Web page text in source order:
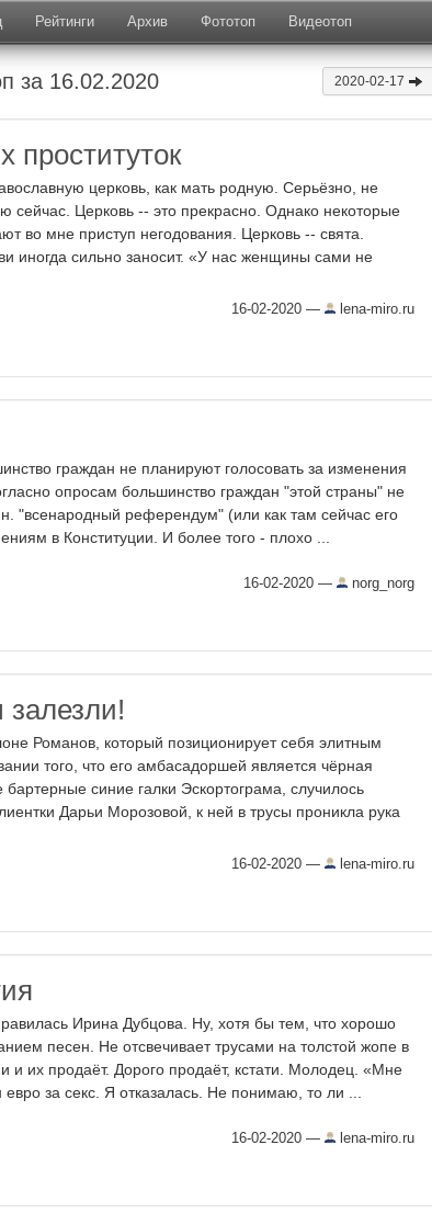
Рейтинги Архив Фототоп Видеотоп
за 16.02.2020 2020-02-17
проституток
церковь, как мать родную. Серьёзно, не
сейчас. Церковь -- это прекрасно. Однако некоторые
во мне приступ негодования. Церковь -- свята.
иногда сильно заносит. «У нас женщины сами не
16-02-2020 — lena-miro.ru
граждан не планируют голосовать за изменения
опросам большинство граждан "этой страны" не
"всенародный референдум" (или как там сейчас его
в Конституции. И более того - плохо ...
16-02-2020 — norg_norg
Романов, который позиционирует себя элитным
того, что его амбасадоршей является чёрная
синие галки Эскортограма, случилось
Дарьи Морозовой, к ней в трусы проникла рука
16-02-2020 — lena-miro.ru
Ирина Дубцова. Ну, хотя бы тем, что хорошо
песен. Не отсвечивает трусами на толстой жопе в
и их продаёт. Дорого продаёт, кстати. Молодец. «Мне
за секс. Я отказалась. Не понимаю, то ли ...
16-02-2020 — lena-miro.ru